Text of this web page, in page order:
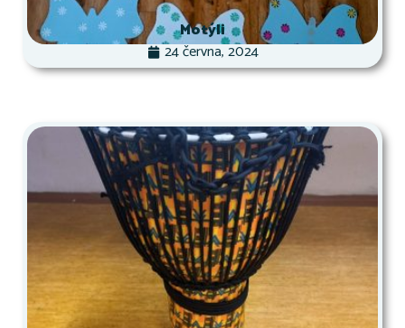
Motýli
24 června, 2024